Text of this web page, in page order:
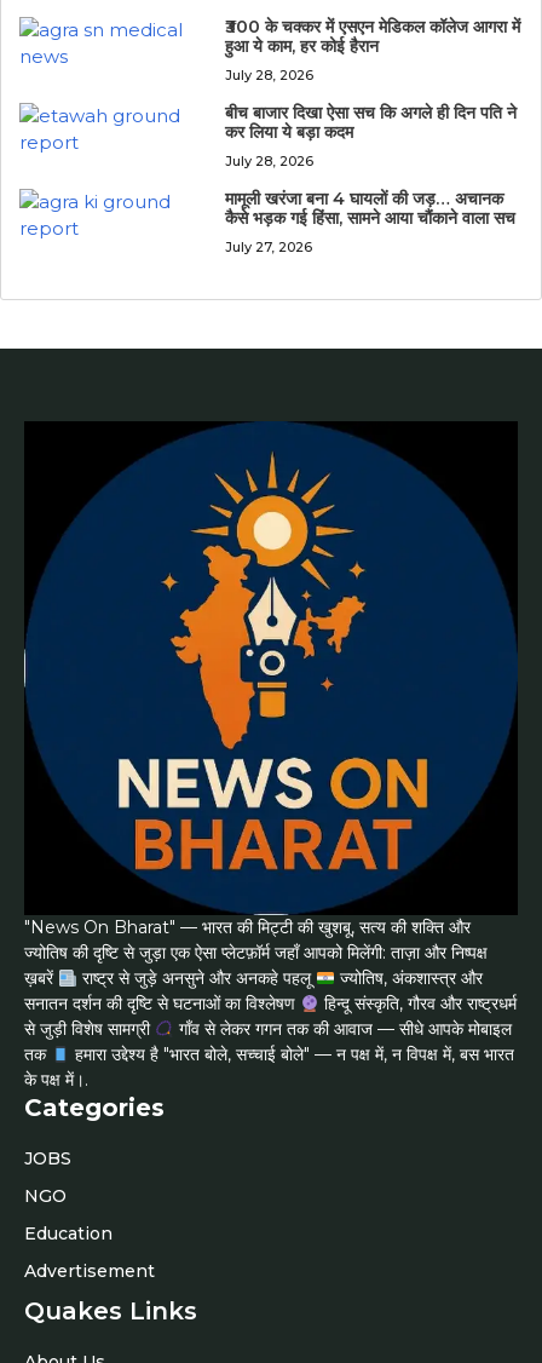
₹300 के चक्कर में एसएन मेडिकल कॉलेज आगरा में
हुआ ये काम, हर कोई हैरान
July 28, 2026
बीच बाजार दिखा ऐसा सच कि अगले ही दिन पति ने
कर लिया ये बड़ा कदम
July 28, 2026
मामूली खरंजा बना 4 घायलों की जड़… अचानक
कैसे भड़क गई हिंसा, सामने आया चौंकाने वाला सच
July 27, 2026
"News On Bharat" — भारत की मिट्टी की खुशबू, सत्य की शक्ति और
ज्योतिष की दृष्टि से जुड़ा एक ऐसा प्लेटफ़ॉर्म जहाँ आपको मिलेंगी: ताज़ा और निष्पक्ष
ख़बरें
राष्ट्र से जुड़े अनसुने और अनकहे पहलू
ज्योतिष, अंकशास्त्र और
सनातन दर्शन की दृष्टि से घटनाओं का विश्लेषण
हिन्दू संस्कृति, गौरव और राष्ट्रधर्म
से जुड़ी विशेष सामग्री
गाँव से लेकर गगन तक की आवाज — सीधे आपके मोबाइल
तक
हमारा उद्देश्य है "भारत बोले, सच्चाई बोले" — न पक्ष में, न विपक्ष में, बस भारत
के पक्ष में।.
Categories
JOBS
NGO
Education
Advertisement
Quakes Links